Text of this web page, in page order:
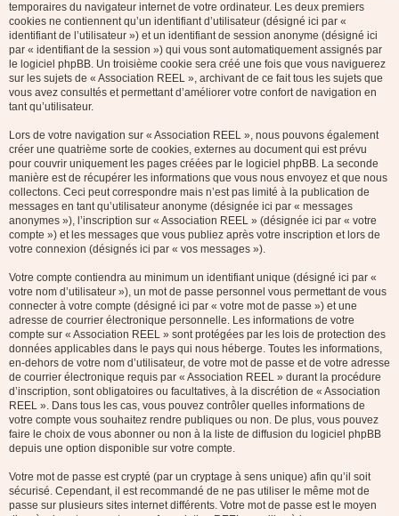
temporaires du navigateur internet de votre ordinateur. Les deux premiers
cookies ne contiennent qu’un identifiant d’utilisateur (désigné ici par «
identifiant de l’utilisateur ») et un identifiant de session anonyme (désigné ici
par « identifiant de la session ») qui vous sont automatiquement assignés par
le logiciel phpBB. Un troisième cookie sera créé une fois que vous naviguerez
sur les sujets de « Association REEL », archivant de ce fait tous les sujets que
vous avez consultés et permettant d’améliorer votre confort de navigation en
tant qu’utilisateur.
Lors de votre navigation sur « Association REEL », nous pouvons également
créer une quatrième sorte de cookies, externes au document qui est prévu
pour couvrir uniquement les pages créées par le logiciel phpBB. La seconde
manière est de récupérer les informations que vous nous envoyez et que nous
collectons. Ceci peut correspondre mais n’est pas limité à la publication de
messages en tant qu’utilisateur anonyme (désignée ici par « messages
anonymes »), l’inscription sur « Association REEL » (désignée ici par « votre
compte ») et les messages que vous publiez après votre inscription et lors de
votre connexion (désignés ici par « vos messages »).
Votre compte contiendra au minimum un identifiant unique (désigné ici par «
votre nom d’utilisateur »), un mot de passe personnel vous permettant de vous
connecter à votre compte (désigné ici par « votre mot de passe ») et une
adresse de courrier électronique personnelle. Les informations de votre
compte sur « Association REEL » sont protégées par les lois de protection des
données applicables dans le pays qui nous héberge. Toutes les informations,
en-dehors de votre nom d’utilisateur, de votre mot de passe et de votre adresse
de courrier électronique requis par « Association REEL » durant la procédure
d’inscription, sont obligatoires ou facultatives, à la discrétion de « Association
REEL ». Dans tous les cas, vous pouvez contrôler quelles informations de
votre compte vous souhaitez rendre publiques ou non. De plus, vous pouvez
faire le choix de vous abonner ou non à la liste de diffusion du logiciel phpBB
depuis une option disponible sur votre compte.
Votre mot de passe est crypté (par un cryptage à sens unique) afin qu’il soit
sécurisé. Cependant, il est recommandé de ne pas utiliser le même mot de
passe sur plusieurs sites internet différents. Votre mot de passe est le moyen